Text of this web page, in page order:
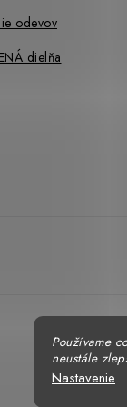
Používame
neustále
Nastavenie
odevov
dielňa